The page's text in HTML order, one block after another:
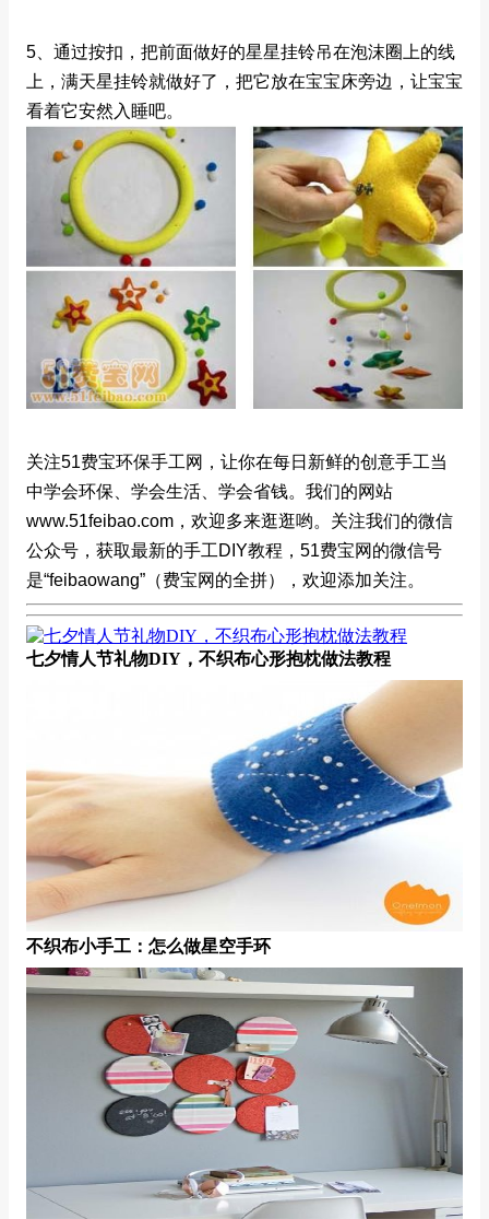
5、通过按扣，把前面做好的星星挂铃吊在泡沫圈上的线
上，满天星挂铃就做好了，把它放在宝宝床旁边，让宝宝
看着它安然入睡吧。
关注51费宝环保手工网，让你在每日新鲜的创意手工当
中学会环保、学会生活、学会省钱。我们的网站
www.51feibao.com，欢迎多来逛逛哟。关注我们的微信
公众号，获取最新的手工DIY教程，51费宝网的微信号
是“feibaowang”（费宝网的全拼），欢迎添加关注。
七夕情人节礼物DIY，不织布心形抱枕做法教程
不织布小手工：怎么做星空手环